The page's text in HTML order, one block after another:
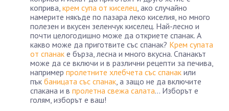
коприва, крем супа от киселец , ако случайно
намерите някъде по пазара леко киселия, но много
полезен и вкусен зеленчук киселец. Най-лесно и
почти целогодишно може да откриете спанак. А
какво може да приготвите със спанак? Крем супата
от спанак е бърза, лесна и много вкусна. Спанакът
може да се включи и в различни рецепти за печива,
например пролетните хлебчета със спанак или
пък баницата със спанак , а защо не да включите
спакана и в пролетна свежа салата… Изборът е
голям, изборът е ваш!